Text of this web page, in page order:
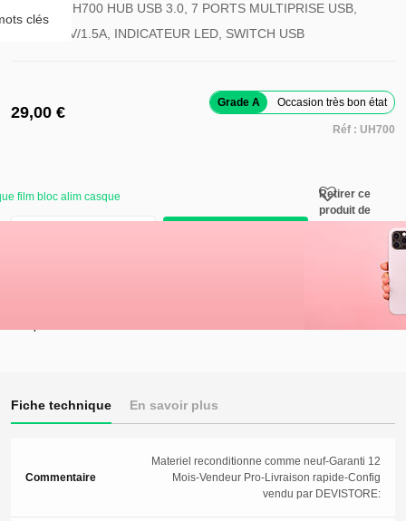
clés
film bloc alim casque
TP-LINK UH700 HUB USB 3.0, 7 PORTS MULTIPRISE USB,
SORTIE 5V/1.5A, INDICATEUR LED, SWITCH USB
29,00 €
Grade A Occasion très bon état
Réf : UH700
Retirer ce
produit de
Fiche technique En savoir plus
Commentaire
Materiel reconditionne comme neuf-Garanti 12
Mois-Vendeur Pro-Livraison rapide-Config
vendu par DEVISTORE: